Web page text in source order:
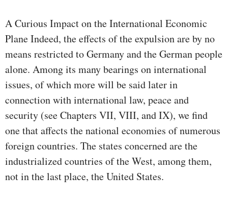
A Curious Impact on the International Economic
Plane Indeed, the effects of the expulsion are by no
means restricted to Germany and the German people
alone. Among its many bearings on international
issues, of which more will be said later in
connection with international law, peace and
security (see Chapters VII, VIII, and IX), we find
one that affects the national economies of numerous
foreign countries. The states concerned are the
industrialized countries of the West, among them,
not in the last place, the United States.